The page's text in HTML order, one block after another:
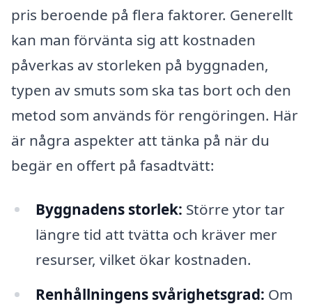
pris beroende på flera faktorer. Generellt
kan man förvänta sig att kostnaden
påverkas av storleken på byggnaden,
typen av smuts som ska tas bort och den
metod som används för rengöringen. Här
är några aspekter att tänka på när du
begär en offert på fasadtvätt:
Byggnadens storlek: Större ytor tar
längre tid att tvätta och kräver mer
resurser, vilket ökar kostnaden.
Renhållningens svårighetsgrad: Om